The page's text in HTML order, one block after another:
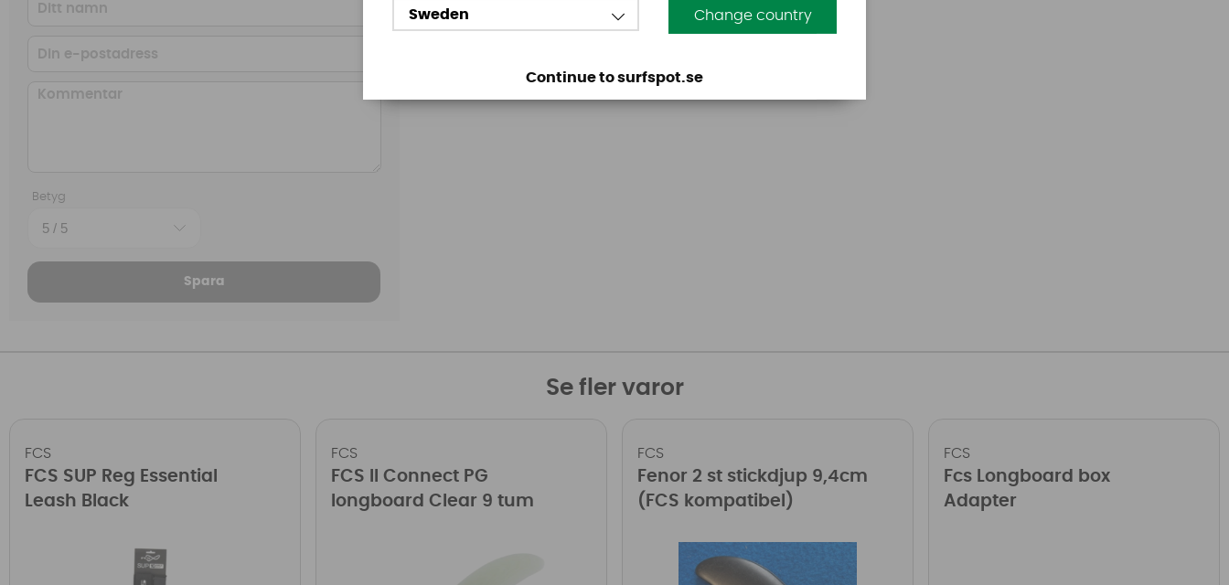
Betyg
Spara
Se fler varor
FCS
FCS SUP Reg Essential
Leash Black
FCS
FCS II Connect PG
longboard Clear 9 tum
FCS
Fenor 2 st stickdjup 9,4cm
(FCS kompatibel)
FCS
Fcs Longboard box
Adapter
Sweden Change country
Continue to surfspot.se